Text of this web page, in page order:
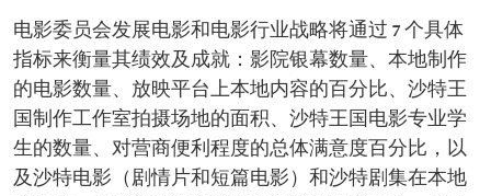
电影委员会发展电影和电影行业战略将通过 7 个具体
指标来衡量其绩效及成就：影院银幕数量、本地制作
的电影数量、放映平台上本地内容的百分比、沙特王
国制作工作室拍摄场地的面积、沙特王国电影专业学
生的数量、对营商便利程度的总体满意度百分比，以
及沙特电影（剧情片和短篇电影）和沙特剧集在本地